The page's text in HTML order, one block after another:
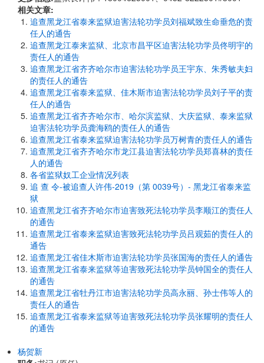
相关文章:
追查黑龙江省泰来监狱迫害法轮功学员刘福斌致生命垂危的责
任人的通告
追查黑龙江泰来监狱、北京市昌平区迫害法轮功学员佟明宇的
责任人的通告
追查黑龙江省齐齐哈尔市迫害法轮功学员王宇东、朱秀敏夫妇
的责任人的通告
追查黑龙江省泰来监狱、佳木斯市迫害法轮功学员刘子平的责
任人的通告
追查黑龙江省齐齐哈尔市、哈尔滨监狱、大庆监狱、泰来监狱
迫害法轮功学员龚海鸥的责任人的通告
追查黑龙江省泰来监狱迫害法轮功学员万树青的责任人的通告
追查黑龙江省齐齐哈尔市龙江县迫害法轮功学员郑喜林的责任
人的通告
各省监狱奴工企业情况列表
追 查 令-被追查人许伟-2019（第 0039号）- 黑龙江省泰来监
狱
追查黑龙江省齐齐哈尔市迫害致死法轮功学员李顺江的责任人
的通告
追查黑龙江省泰来监狱迫害致死法轮功学员吕观茹的责任人的
通告
追查黑龙江省佳木斯市迫害法轮功学员张国海的责任人的通告
追查黑龙江省泰来监狱等迫害致死法轮功学员钟国全的责任人
的通告
追查黑龙江省牡丹江市迫害法轮功学员高永丽、孙士伟等人的
责任人的通告
追查黑龙江省泰来监狱等迫害致死法轮功学员张耀明的责任人
的通告
杨贺新